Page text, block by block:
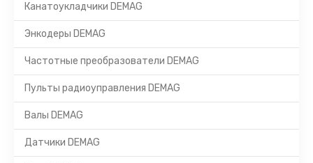
Канатоукладчики DEMAG
Энкодеры DEMAG
Частотные преобразователи DEMAG
Пульты радиоуправления DEMAG
Валы DEMAG
Датчики DEMAG